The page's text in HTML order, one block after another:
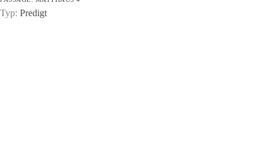
Typ: Predigt